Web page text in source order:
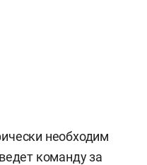
необходим
команду за